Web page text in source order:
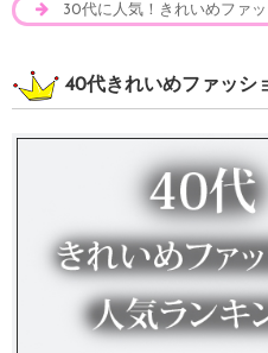
30代に人気！きれいめファ
40代きれいめファッシ